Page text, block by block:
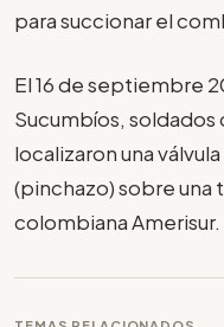
para succionar el
El 16 de septiembre
Sucumbíos, soldados
localizaron una
(pinchazo) sobre una
colombiana Amerisur.